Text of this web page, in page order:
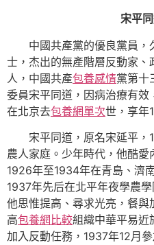
宋平
中國共產黨的優良黨員
士，杰出的無產階層反動家
人，中國共產包養感情黨第十
委員宋平同道，因病治療有
在北京去包養網單次世，享年
宋平同道，原名宋延平，
農人家庭。少年時代，他酷愛
1926年至1934年在青島、濟
1937年先后在北平年夜學農
他思惟提高、尋求光亮，餐與
高包養網比較組織中華平易近
加入反動任務，1937年12月